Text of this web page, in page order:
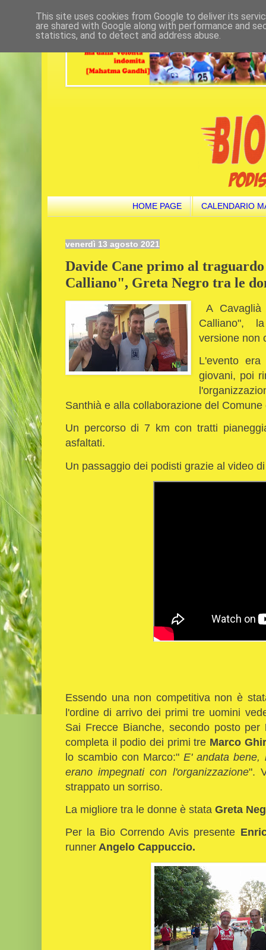
HOME PAGE CALENDARIO
venerdì 13 agosto 2021
Davide Cane primo al
Calliano", Greta Negro tra le
A
Calliano",
versione non
L'evento
giovani, poi
Santhià e alla collaborazione del
Un percorso di 7 km con tratti
asfaltati.
Un passaggio dei podisti grazie al video
Essendo una non competitiva non è
l'ordine di arrivo dei primi tre uomini
Sai Frecce Bianche, secondo posto per
completa il podio dei primi tre Marco
lo scambio con Marco:"E' andata bene,
erano impegnati con l'organizzazione".
strappato un sorriso.
La migliore tra le donne è stata Greta
Per la Bio Correndo Avis presente
runnerAngelo Cappuccio.
This site uses cookies from Google to deliver its
are shared with Google along with performance and
statistics, and to detect and address abuse.